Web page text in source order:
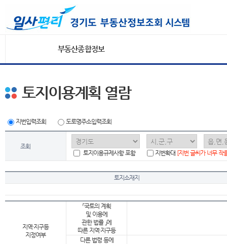
부동산종합정보
토지이용계획 열람
지번입력조회 도로명주소입력조회
조회
토지이용규제사항 포함
지번확대 [지번 글씨가 너무 작
토지소재지
지역·지구등
지정여부
「국토의 계획
및 이용에
관한 법률 」에
따른 지역·지구등
다른 법령 등에